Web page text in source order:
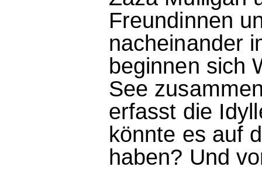
Freundinnen
nacheinander
beginnen sich
See
erfasst die
könnte es auf
haben? Und